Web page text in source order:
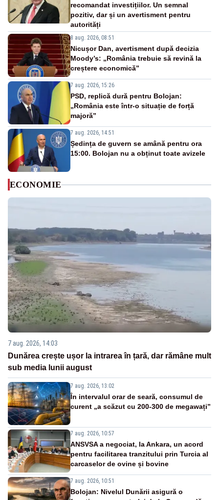
recomandat investițiilor. Un semnal
pozitiv, dar și un avertisment pentru
autorități
8 aug. 2026, 08:51
Nicușor Dan, avertisment după decizia
Moody’s: „România trebuie să revină la
creștere economică”
7 aug. 2026, 15:26
PSD, replică dură pentru Bolojan:
„România este într-o situație de forță
majoră”
7 aug. 2026, 14:51
Ședința de guvern se amână pentru ora
15:00. Bolojan nu a obținut toate avizele
ECONOMIE
7 aug. 2026, 14:03
Dunărea crește ușor la intrarea în țară, dar rămâne mult
sub media lunii august
7 aug. 2026, 13:02
În intervalul orar de seară, consumul de
curent „a scăzut cu 200-300 de megawați”
7 aug. 2026, 10:57
ANSVSA a negociat, la Ankara, un acord
pentru facilitarea tranzitului prin Turcia al
carcaselor de ovine și bovine
7 aug. 2026, 10:51
Bolojan: Nivelul Dunării asigură o